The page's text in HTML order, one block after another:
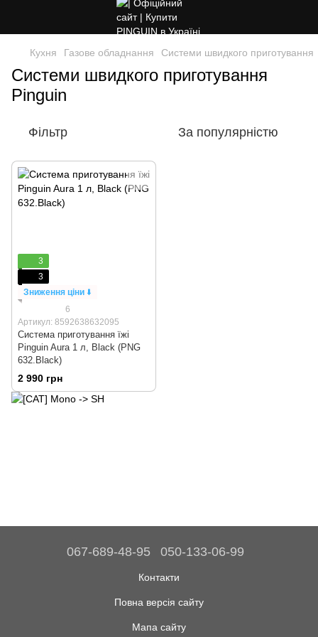
Кухня Газове обладнання Системи швидкого приготування
Системи швидкого приготування
Pinguin
Фільтр За популярністю
3
3
Зниження ціни ⬇️
6
Артикул: 8592638632095
Система приготування їжі
Pinguin Aura 1 л, Black (PNG
632.Black)
2 990 грн
067-689-48-95 050-133-06-99
Контакти
Повна версія сайту
Мапа сайту